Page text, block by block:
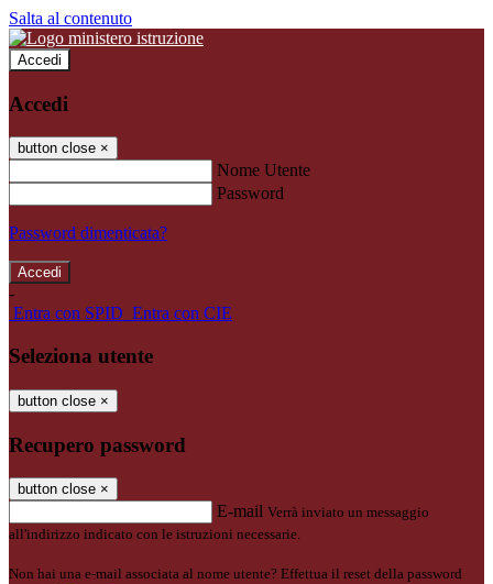
Salta al contenuto
Accedi
Accedi
button close ×
Nome Utente
Password
Password dimenticata?
-
Entra con SPID Entra con CIE
Seleziona utente
button close ×
Recupero password
button close ×
E-mail Verrà inviato un messaggio
all'indirizzo indicato con le istruzioni necessarie.
Non hai una e-mail associata al nome utente? Effettua il reset della password